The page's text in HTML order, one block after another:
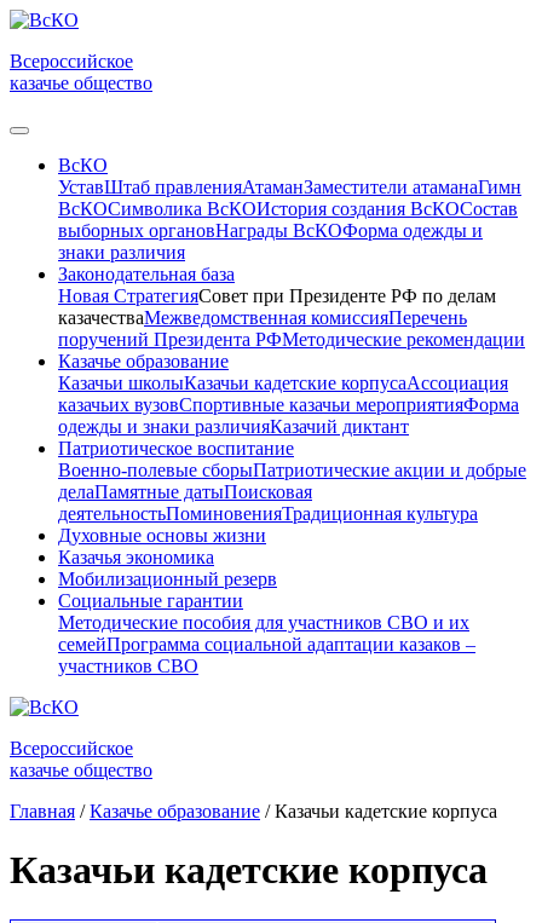
Всероссийское
казачье общество
ВсКО
УставШтаб правленияАтаманЗаместители атаманаГимн
ВсКОСимволика ВсКОИстория создания ВсКОСостав
выборных органовНаграды ВсКОФорма одежды и
знаки различия
Законодательная база
Новая СтратегияСовет при Президенте РФ по делам
казачестваМежведомственная комиссияПеречень
поручений Президента РФМетодические рекомендации
Казачье образование
Казачьи школыКазачьи кадетские корпусаАссоциация
казачьих вузовСпортивные казачьи мероприятияФорма
одежды и знаки различияКазачий диктант
Патриотическое воспитание
Военно-полевые сборыПатриотические акции и добрые
делаПамятные датыПоисковая
деятельностьПоминовенияТрадиционная культура
Духовные основы жизни
Казачья экономика
Мобилизационный резерв
Социальные гарантии
Методические пособия для участников СВО и их
семейПрограмма социальной адаптации казаков –
участников СВО
Всероссийское
казачье общество
Главная / Казачье образование / Казачьи кадетские корпуса
Казачьи кадетские корпуса